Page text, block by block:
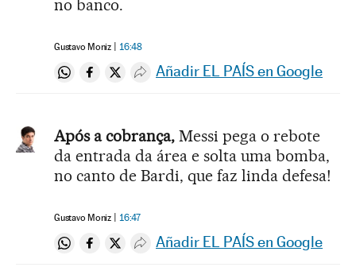
no banco.
Gustavo Moniz 16:48
Compartir en Whatsapp
Compartir en Facebook
Compartir en Twitter
Desplegar Redes Sociales
Añadir EL PAÍS en Google
Após a cobrança, Messi pega o rebote
da entrada da área e solta uma bomba,
no canto de Bardi, que faz linda defesa!
Gustavo Moniz 16:47
Compartir en Whatsapp
Compartir en Facebook
Compartir en Twitter
Desplegar Redes Sociales
Añadir EL PAÍS en Google